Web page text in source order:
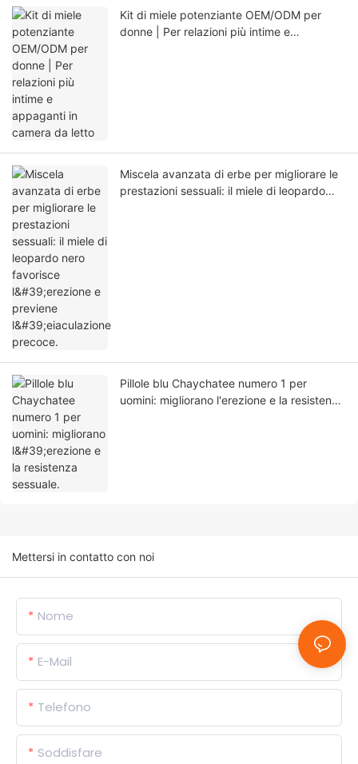
Kit di miele potenziante OEM/ODM per
donne | Per relazioni più intime e
Miscela avanzata di erbe per migliorare le
prestazioni sessuali: il miele di leopardo
Pillole blu Chaychatee numero 1 per
uomini: migliorano l'erezione e la resistenza
Mettersi in contatto con noi
Nome
E-Mail
Telefono
Soddisfare